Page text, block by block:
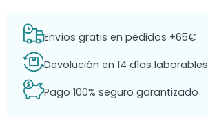
Envíos gratis en pedidos +65€
Devolución en 14 días laborables
Pago 100% seguro garantizado